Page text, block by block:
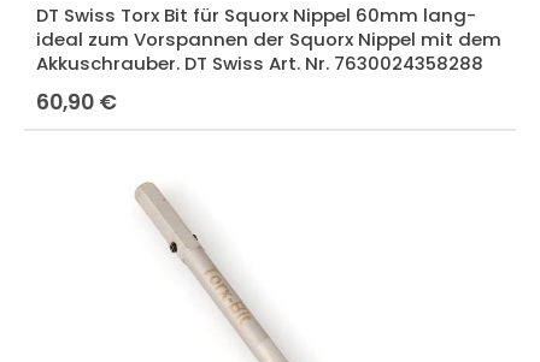
DT Swiss Torx Bit für Squorx Nippel 60mm lang-
ideal zum Vorspannen der Squorx Nippel mit dem
Akkuschrauber. DT Swiss Art. Nr. 7630024358288
Regulärer Preis:
60,90 €